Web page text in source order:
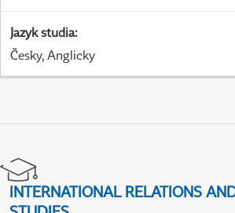
Jazyk studia:
Česky, Anglicky
INTERNATIONAL RELATIONS